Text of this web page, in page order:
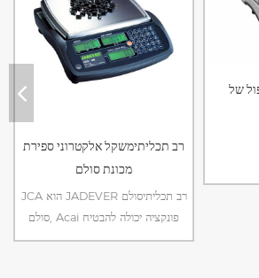
רב תכליתימשקל אלקטרוני ספירת
מכונת סולם
JCA הוא JADEVER רב תכליתיסולם
סולם, Acai פונקציה יכולה להבטיח
יותר ספירת חתיכת מדויק